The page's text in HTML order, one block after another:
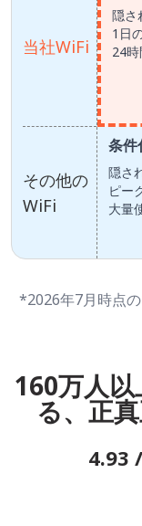
当社WiFi
その他の
WiFi
隠さ
1日
24
条件
隠さ
ピー
大量
*2026年7月時点
160万人
る、正
4.93